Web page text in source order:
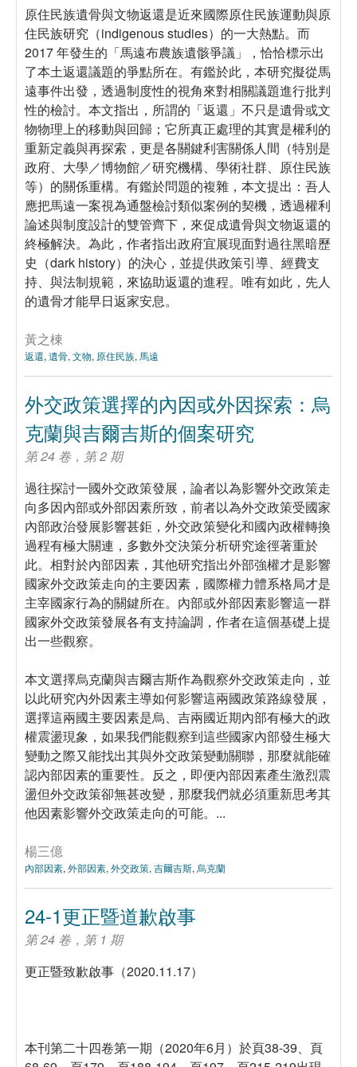
原住民族遺骨與文物返還是近來國際原住民族運動與原
住民族研究（indigenous studies）的一大熱點。而
2017 年發生的「馬遠布農族遺骸爭議」，恰恰標示出
了本土返還議題的爭點所在。有鑑於此，本研究擬從馬
遠事件出發，透過制度性的視角來對相關議題進行批判
性的檢討。本文指出，所謂的「返還」不只是遺骨或文
物物理上的移動與回歸；它所真正處理的其實是權利的
重新定義與再探索，更是各關鍵利害關係人間（特別是
政府、大學／博物館／研究機構、學術社群、原住民族
等）的關係重構。有鑑於問題的複雜，本文提出：吾人
應把馬遠一案視為通盤檢討類似案例的契機，透過權利
論述與制度設計的雙管齊下，來促成遺骨與文物返還的
終極解決。為此，作者指出政府宜展現面對過往黑暗歷
史（dark history）的決心，並提供政策引導、經費支
持、與法制規範，來協助返還的進程。唯有如此，先人
的遺骨才能早日返家安息。
黃之棟
返還, 遺骨, 文物, 原住民族, 馬遠
外交政策選擇的內因或外因探索：烏
克蘭與吉爾吉斯的個案研究
第 24 卷，第 2 期
過往探討一國外交政策發展，論者以為影響外交政策走
向多因內部或外部因素所致，前者以為外交政策受國家
內部政治發展影響甚鉅，外交政策變化和國內政權轉換
過程有極大關連，多數外交決策分析研究途徑著重於
此。相對於內部因素，其他研究指出外部強權才是影響
國家外交政策走向的主要因素，國際權力體系格局才是
主宰國家行為的關鍵所在。內部或外部因素影響這一群
國家外交政策發展各有支持論調，作者在這個基礎上提
出一些觀察。
本文選擇烏克蘭與吉爾吉斯作為觀察外交政策走向，並
以此研究內外因素主導如何影響這兩國政策路線發展，
選擇這兩國主要因素是烏、吉兩國近期內部有極大的政
權震盪現象，如果我們能觀察到這些國家內部發生極大
變動之際又能找出其與外交政策變動關聯，那麼就能確
認內部因素的重要性。反之，即便內部因素產生激烈震
盪但外交政策卻無甚改變，那麼我們就必須重新思考其
他因素影響外交政策走向的可能。...
楊三億
內部因素, 外部因素, 外交政策, 吉爾吉斯, 烏克蘭
24-1更正暨道歉啟事
第 24 卷，第 1 期
更正暨致歉啟事（2020.11.17）
本刊第二十四卷第一期（2020年6月）於頁38-39、頁